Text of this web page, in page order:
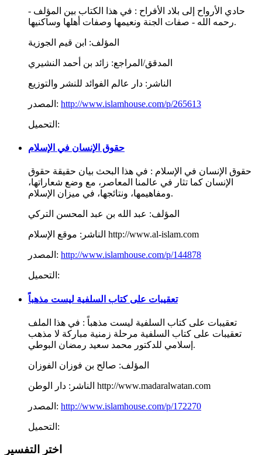
حادي الأرواح إلى بلاد الأفراح : في هذا الكتاب بين المؤلف -
رحمه الله - صفات الجنة ونعيمها وصفات أهلها وساكنيها.
المؤلف: ابن قيم الجوزية
المدقق/المراجع: زائد بن أحمد النشيري
الناشر: دار عالم الفوائد للنشر والتوزيع
المصدر: http://www.islamhouse.com/p/265613
التحميل:
حقوق الإنسان في الإسلام
حقوق الإنسان في الإسلام : في هذا البحث بيان حقيقة حقوق
الإنسان كما تثار في عالمنا المعاصر، مع وضع شعاراتها،
ومفاهيمها، ونتائجها، في ميزان الإسلام.
المؤلف: عبد الله بن عبد المحسن التركي
الناشر: موقع الإسلام http://www.al-islam.com
المصدر: http://www.islamhouse.com/p/144878
التحميل:
تعقيبات على كتاب السلفية ليست مذهباً
تعقيبات على كتاب السلفية ليست مذهباً : في هذا الملف
تعقيبات على كتاب السلفية مرحلة زمنية مباركة لا مذهب
إسلامي للدكتور محمد سعيد رمضان البوطي.
المؤلف: صالح بن فوزان الفوزان
الناشر: دار الوطن http://www.madaralwatan.com
المصدر: http://www.islamhouse.com/p/172270
التحميل:
اختر التفسير